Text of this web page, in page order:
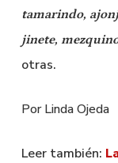
tamarindo,
jinete,
otras.
Por Linda Ojeda
Leer también: